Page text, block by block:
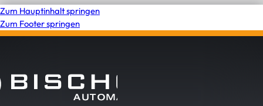
Zum Hauptinhalt springen
Zum Footer springen